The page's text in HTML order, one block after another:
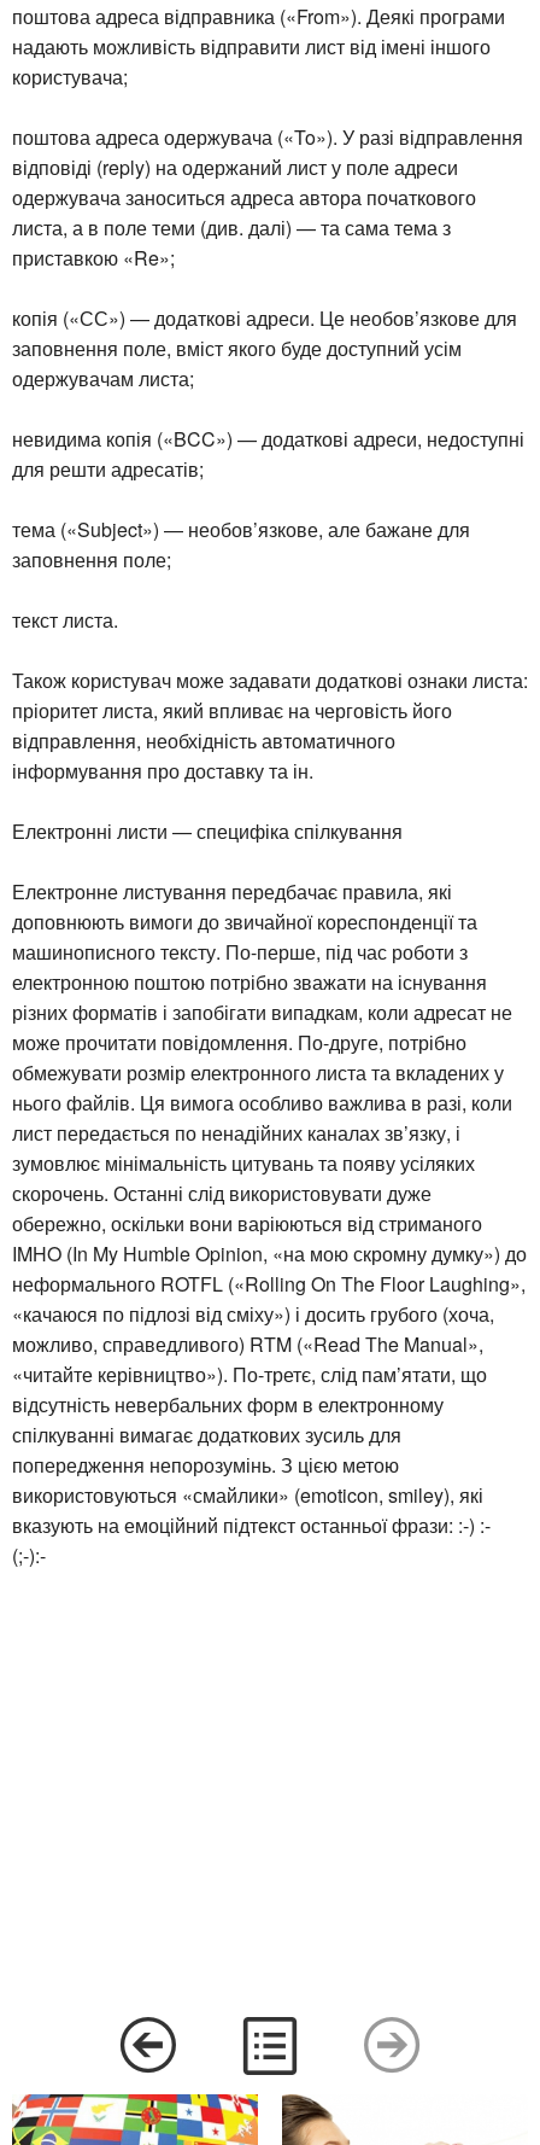
поштова адреса відправника («From»). Деякі програми
надають можливість відправити лист від імені іншого
користувача;
поштова адреса одержувача («To»). У разі відправлення
відповіді (reply) на одержаний лист у поле адреси
одержувача заноситься адреса автора початкового
листа, а в поле теми (див. далі) — та сама тема з
приставкою «Re»;
копія («СС») — додаткові адреси. Це необов’язкове для
заповнення поле, вміст якого буде доступний усім
одержувачам листа;
невидима копія («BCC») — додаткові адреси, недоступні
для решти адресатів;
тема («Subject») — необов’язкове, але бажане для
заповнення поле;
текст листа.
Також користувач може задавати додаткові ознаки листа:
пріоритет листа, який впливає на черговість його
відправлення, необхідність автоматичного
інформування про доставку та ін.
Електронні листи — специфіка спілкування
Електронне листування передбачає правила, які
доповнюють вимоги до звичайної кореспонденції та
машинописного тексту. По-перше, під час роботи з
електронною поштою потрібно зважати на існування
різних форматів і запобігати випадкам, коли адресат не
може прочитати повідомлення. По-друге, потрібно
обмежувати розмір електронного листа та вкладених у
нього файлів. Ця вимога особливо важлива в разі, коли
лист передається по ненадійних каналах зв’язку, і
зумовлює мінімальність цитувань та появу усіляких
скорочень. Останні слід використовувати дуже
обережно, оскільки вони варіюються від стриманого
IMHO (In My Humble Opinion, «на мою скромну думку») до
неформального ROTFL («Rolling On The Floor Laughing»,
«качаюся по підлозі від сміху») і досить грубого (хоча,
можливо, справедливого) RTM («Read Тhe Manual»,
«читайте керівництво»). По-третє, слід пам’ятати, що
відсутність невербальних форм в електронному
спілкуванні вимагає додаткових зусиль для
попередження непорозумінь. З цією метою
використовуються «смайлики» (emoticon, smiley), які
вказують на емоційний підтекст останньої фрази: :-) :-
(;-):-